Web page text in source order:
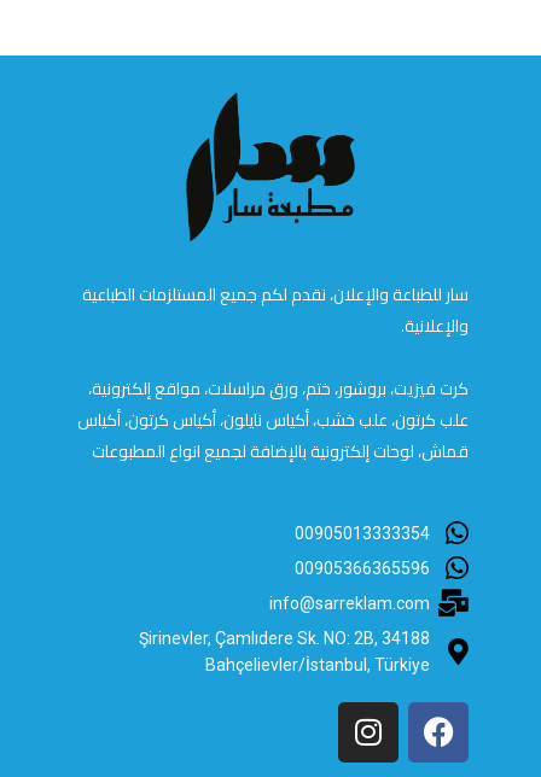
سار للطباعة والإعلان، نقدم لكم جميع المستلزمات الطباعية
والإعلانية.
كرت فيزيت، بروشور، ختم، ورق مراسلات، مواقع إلكترونية،
علب كرتون، علب خشب، أكياس نايلون، أكياس كرتون، أكياس
قماش، لوحات إلكترونية بالإضافة لجميع انواع المطبوعات
00905013333354
00905366365596
info@sarreklam.com
Şirinevler, Çamlıdere Sk. NO: 2B, 34188
Bahçelievler/İstanbul, Türkiye